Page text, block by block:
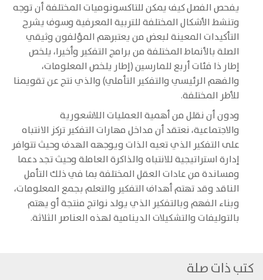
يفحص الفصل كيف يمكن للتاكسونوميات المختلفة أن توجه
وتنشط الأشكال المختلفة للتربية المعرفية وسوف يشرح
التأكيدات المعينة لبعض من يعتبرهم المؤلفون وثيقي
الصلة بالأنماط المختلفة من برامج التفكير وأخيرا، يلخص
إطار ذا فئات أربع للمارسين (إطار يلخص المعلومات،
والفهم الرئيسي والتفكير التأملي) والذي نتج عن تقويمنا
للأطر المختلفة.
ودون أن نقلل من أهمية العمليات اللاشعورية
والاجتماعية، نعتقد أن مداخل مهارات التفكير تركز الانتباه
على التفكير الذي تعيه الذات ويوجهه الهدف وحيث تتوافر
إدارة استراتيجية للانتباه والذاكرة العاملة وحيث تجد دعما
ومساندة من عادات العقل المختلفة بما في ذلك التأمل
الناقد وقد تهتم أهداف التفكير والتعلم بجمع المعلومات،
وبناء الفهم وبالتفكير الذي يولد نواتج منتجة أو يهتم
بالتوليفات والتشكيلات الدينامية لهذه العناصر الثلاثة.
كتب ذات صلة